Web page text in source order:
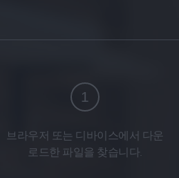
1
브라우저 또는 디바이스에서 다운
로드한 파일을 찾습니다.